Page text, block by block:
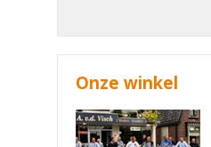
Onze winkel